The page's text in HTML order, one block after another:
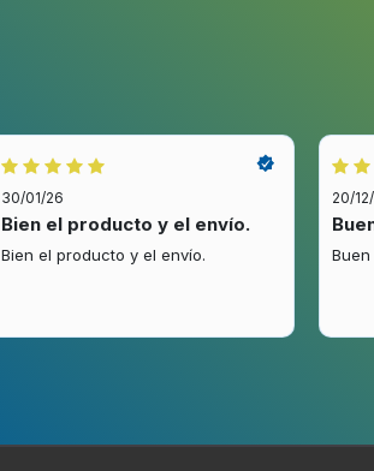
30/01/26
Bien el producto y el envío.
Bien el producto y el envío.
20/